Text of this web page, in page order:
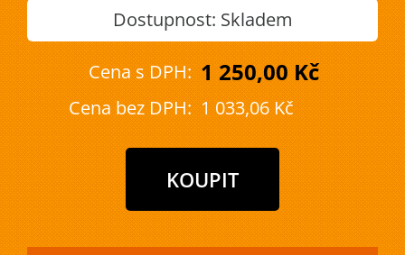
Dostupnost: Skladem
Cena s DPH: 1 250,00 Kč
Cena bez DPH: 1 033,06 Kč